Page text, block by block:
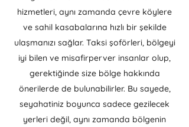
hizmetleri, aynı zamanda çevre köylere
ve sahil kasabalarına hızlı bir şekilde
ulaşmanızı sağlar. Taksi şoförleri, bölgeyi
iyi bilen ve misafirperver insanlar olup,
gerektiğinde size bölge hakkında
önerilerde de bulunabilirler. Bu sayede,
seyahatiniz boyunca sadece gezilecek
yerleri değil, aynı zamanda bölgenin